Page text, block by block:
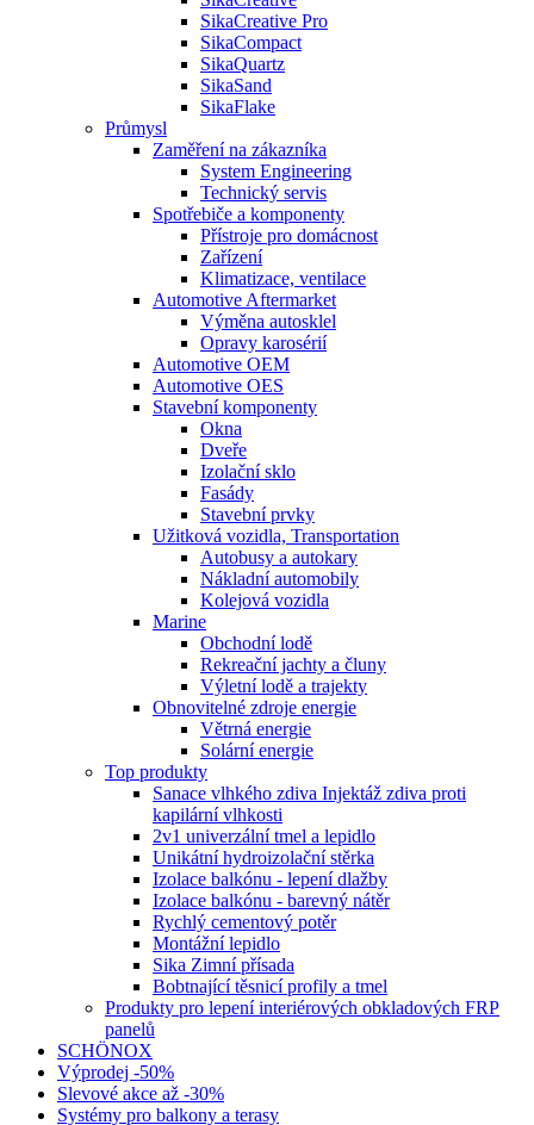
SikaCreative Pro
SikaCompact
SikaQuartz
SikaSand
SikaFlake
Průmysl
Zaměření na zákazníka
System Engineering
Technický servis
Spotřebiče a komponenty
Přístroje pro domácnost
Zařízení
Klimatizace, ventilace
Automotive Aftermarket
Výměna autosklel
Opravy karosérií
Automotive OEM
Automotive OES
Stavební komponenty
Okna
Dveře
Izolační sklo
Fasády
Stavební prvky
Užitková vozidla, Transportation
Autobusy a autokary
Nákladní automobily
Kolejová vozidla
Marine
Obchodní lodě
Rekreační jachty a čluny
Výletní lodě a trajekty
Obnovitelné zdroje energie
Větrná energie
Solární energie
Top produkty
Sanace vlhkého zdiva Injektáž zdiva proti
kapilární vlhkosti
2v1 univerzální tmel a lepidlo
Unikátní hydroizolační stěrka
Izolace balkónu - lepení dlažby
Izolace balkónu - barevný nátěr
Rychlý cementový potěr
Montážní lepidlo
Sika Zimní přísada
Bobtnající těsnicí profily a tmel
Produkty pro lepení interiérových obkladových FRP
panelů
SCHÖNOX
Výprodej -50%
Slevové akce až -30%
Systémy pro balkony a terasy